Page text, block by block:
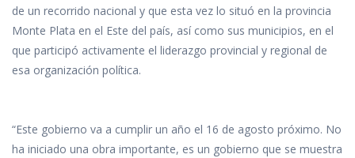
de un recorrido nacional y que esta vez lo situó en la provincia
Monte Plata en el Este del país, así como sus municipios, en el
que participó activamente el liderazgo provincial y regional de
esa organización política.
“Este gobierno va a cumplir un año el 16 de agosto próximo. No
ha iniciado una obra importante, es un gobierno que se muestra